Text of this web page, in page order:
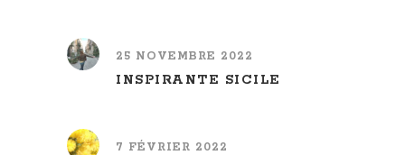
25 NOVEMBRE 2022
INSPIRANTE SICILE
7 FÉVRIER 2022